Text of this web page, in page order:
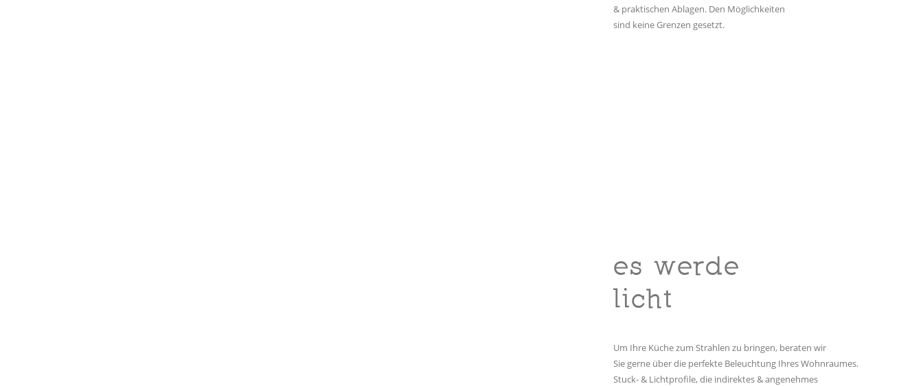
& praktischen Ablagen. Den Möglichkeiten
sind keine Grenzen gesetzt.
es werde
licht
Um Ihre Küche zum Strahlen zu bringen, beraten wir
Sie gerne über die perfekte Beleuchtung Ihres Wohnraumes.
Stuck- & Lichtprofile, die indirektes & angenehmes